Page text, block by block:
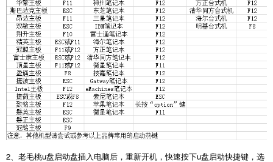
2、老毛桃u盘启动盘插入电脑后，重新开机，快速按下u盘启动快捷键，选